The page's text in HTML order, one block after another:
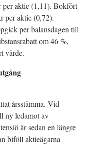
per aktie (1,11). Bokfört
per aktie (0,72).
per balansdagen till
om 46 %,
värde.
årsstämma. Vid
ny ledamot av
är sedan en längre
biföll aktieägarna